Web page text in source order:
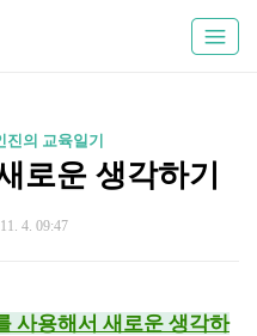
의 교육일기
로운 생각하기
4. 09:47
사용해서 새로운 생각하